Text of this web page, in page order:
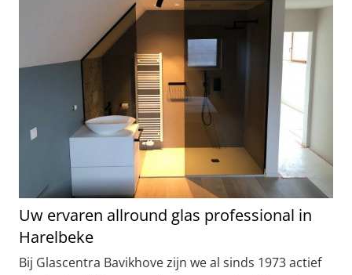
Uw ervaren allround glas professional in
Harelbeke
Bij Glascentra Bavikhove zijn we al sinds 1973 actief